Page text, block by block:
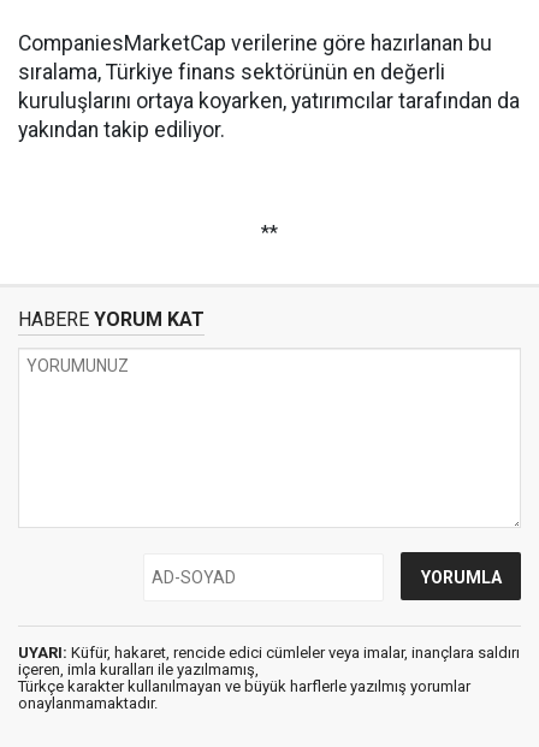
CompaniesMarketCap verilerine göre hazırlanan bu
sıralama, Türkiye finans sektörünün en değerli
kuruluşlarını ortaya koyarken, yatırımcılar tarafından da
yakından takip ediliyor.
**
HABERE YORUM KAT
UYARI: Küfür, hakaret, rencide edici cümleler veya imalar, inançlara saldırı
içeren, imla kuralları ile yazılmamış,
Türkçe karakter kullanılmayan ve büyük harflerle yazılmış yorumlar
onaylanmamaktadır.